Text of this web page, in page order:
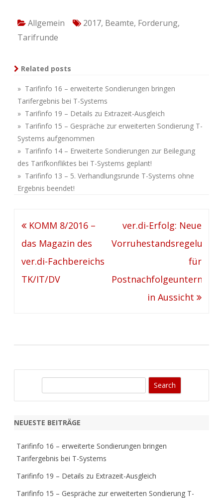
Allgemein 2017, Beamte, Forderung,
Tarifrunde
Related posts
» Tarifinfo 16 – erweiterte Sondierungen bringen
Tarifergebnis bei T-Systems
» Tarifinfo 19 – Details zu Extrazeit-Ausgleich
» Tarifinfo 15 – Gespräche zur erweiterten Sondierung T-
Systems aufgenommen
» Tarifinfo 14 – Erweiterte Sondierungen zur Beilegung
des Tarifkonfliktes bei T-Systems geplant!
» Tarifinfo 13 – 5. Verhandlungsrunde T-Systems ohne
Ergebnis beendet!
Beitragsnavigation
KOMM 8/2016 –
das Magazin des
ver.di-Fachbereichs
TK/IT/DV
ver.di-Erfolg: Neue
Vorruhestandsregelung
für
in Aussicht
r
h
NEUESTE BEITRÄGE
Tarifinfo 16 – erweiterte Sondierungen bringen
Tarifergebnis bei T-Systems
Tarifinfo 19 – Details zu Extrazeit-Ausgleich
Tarifinfo 15 – Gespräche zur erweiterten Sondierung T-